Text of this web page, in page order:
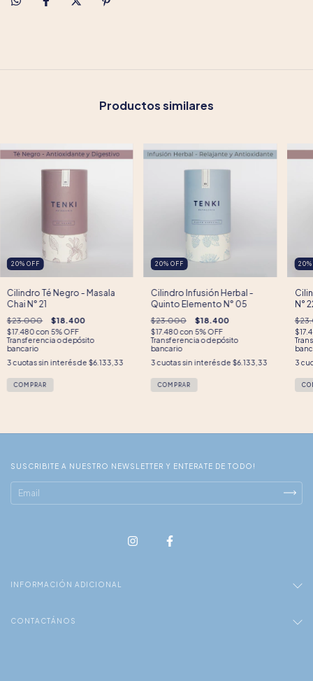
Productos similares
20% OFF
Cilindro Té Negro - Masala
Chai N° 21
$23.000 $18.400
$17.480con 5% OFF
Transferencia o depósito
bancario
3 cuotas sin interés de $6.133,33
20% OFF
Cilindro Infusión Herbal -
Quinto Elemento N° 05
$23.000 $18.400
$17.480con 5% OFF
Transferencia o depósito
bancario
3 cuotas sin interés de $6.133,33
20
N°
3
SUSCRIBITE A NUESTRO NEWSLETTER Y ENTERATE DE TODO!
INFORMACIÓN ADICIONAL
CONTACTÁNOS